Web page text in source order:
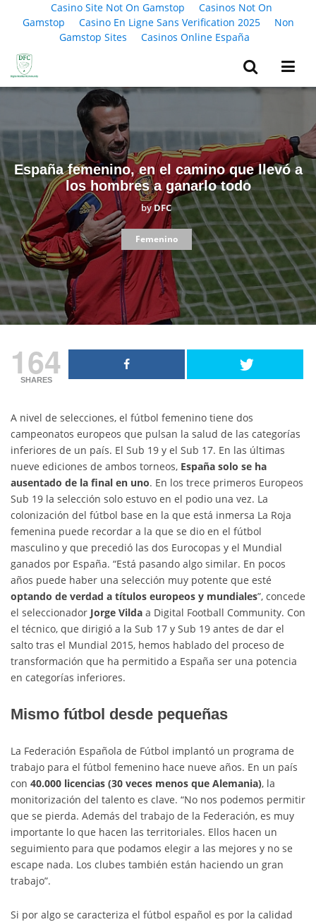
Casino Site Not On Gamstop
Casinos Not On
Gamstop
Casino En Ligne Sans Verification 2025
Non
Gamstop Sites
Casinos Online España
España femenino, en el camino que llevó a
los hombres a ganarlo todo
byDFC
Femenino
164
SHARES
A nivel de selecciones, el fútbol femenino tiene dos
campeonatos europeos que pulsan la salud de las categorías
inferiores de un país. El Sub 19 y el Sub 17. En las últimas
nueve ediciones de ambos torneos, España solo se ha
ausentado de la final en uno. En los trece primeros Europeos
Sub 19 la selección solo estuvo en el podio una vez. La
colonización del fútbol base en la que está inmersa La Roja
femenina puede recordar a la que se dio en el fútbol
masculino y que precedió las dos Eurocopas y el Mundial
ganados por España. “Está pasando algo similar. En pocos
años puede haber una selección muy potente que esté
optando de verdad a títulos europeos y mundiales”, concede
el seleccionador Jorge Vilda a Digital Football Community. Con
el técnico, que dirigió a la Sub 17 y Sub 19 antes de dar el
salto tras el Mundial 2015, hemos hablado del proceso de
transformación que ha permitido a España ser una potencia
en categorías inferiores.
Mismo fútbol desde pequeñas
La Federación Española de Fútbol implantó un programa de
trabajo para el fútbol femenino hace nueve años. En un país
con 40.000 licencias (30 veces menos que Alemania), la
monitorización del talento es clave. “No nos podemos permitir
que se pierda. Además del trabajo de la Federación, es muy
importante lo que hacen las territoriales. Ellos hacen un
seguimiento para que podamos elegir a las mejores y no se
escape nada. Los clubes también están haciendo un gran
trabajo”.
Si por algo se caracteriza el fútbol español es por la calidad